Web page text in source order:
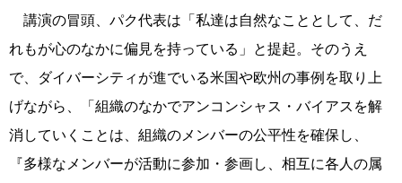
講演の冒頭、パク代表は「私達は自然なこととして、だ
れもが心のなかに偏見を持っている」と提起。そのうえ
で、ダイバーシティが進でいる米国や欧州の事例を取り上
げながら、「組織のなかでアンコンシャス・バイアスを解
消していくことは、組織のメンバーの公平性を確保し、
『多様なメンバーが活動に参加・参画し、相互に各人の属